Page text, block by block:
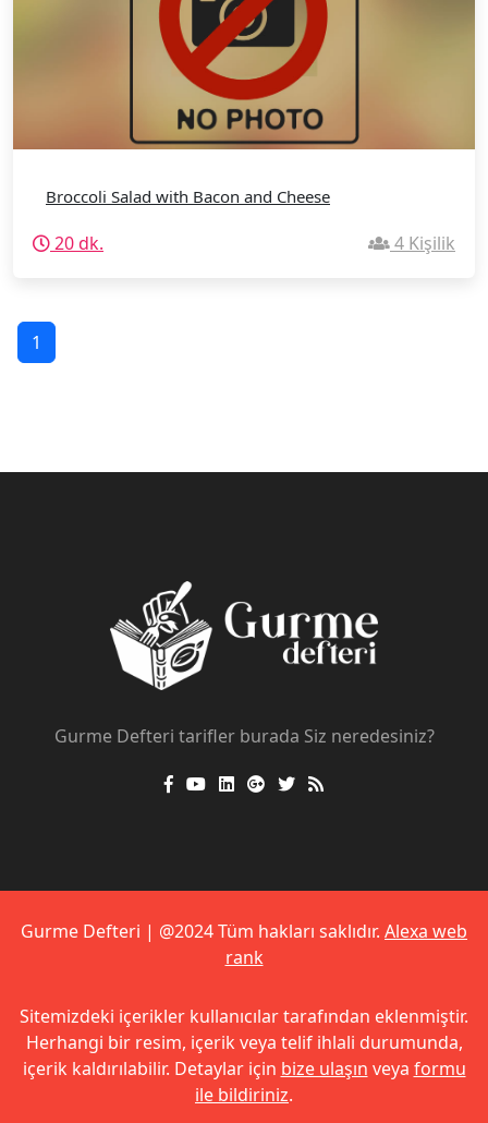
Broccoli Salad with Bacon and Cheese
20 dk. 4 Kişilik
1
Gurme Defteri tarifler burada Siz neredesiniz?
Gurme Defteri | @2024 Tüm hakları saklıdır. Alexa web
rank
Sitemizdeki içerikler kullanıcılar tarafından eklenmiştir.
Herhangi bir resim, içerik veya telif ihlali durumunda,
içerik kaldırılabilir. Detaylar için bize ulaşın veya formu
ile bildiriniz.